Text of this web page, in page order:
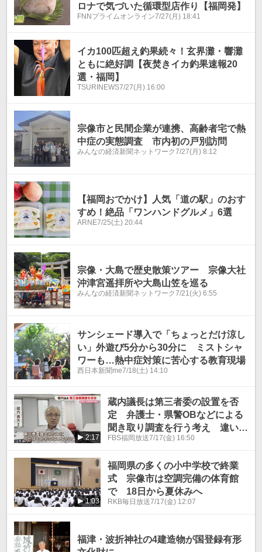
ロナで気づいた循環型店作り【福岡発】
FNNプライムオンライン7/27(月) 18:41
イカ100匹超え釣果続々！玄界灘・響灘
ともに絶好調【夜焚きイカ釣果速報20
選・福岡】
TSURINEWS7/27(月) 16:00
宗像市と民間企業が連携、高齢者宅で熱
中症の実態調査 市内初の戸別訪問
みんなの経済新聞ネットワーク7/27(月) 8:12
【福岡おでかけ】人気「道の駅」のおす
すめ！絶品「ワンハンドグルメ」6選
ARNE7/25(土) 20:44
宗像・大島で歴史散策ツアー 宗像大社
沖津宮遥拝所や大島山笠を巡る
みんなの経済新聞ネットワーク7/21(火) 6:55
サンシェード導入で「ちょっとだけ涼し
い」外遊び5分から30分に ミストシャ
ワーも…熱中症対策に苦心する教育現場
西日本新聞me7/18(土) 14:10
2:17
蔵内議長は第三者委の設置を否
定 弁護士・県警OBなどによる
聞き取り調査を行う考え 違い
は 福岡県議会
FBS福岡放送7/17(金) 16:50
1:03
福岡県の多くの小中学校で終業
式 宗像市は空調完備の体育館
で 18日から夏休みへ
RKB毎日放送7/17(金) 12:07
福津・波折神社の4建造物が国登録有形